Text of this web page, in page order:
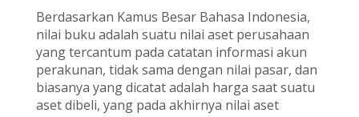
Berdasarkan Kamus Besar Bahasa Indonesia,
nilai buku adalah suatu nilai aset perusahaan
yang tercantum pada catatan informasi akun
perakunan, tidak sama dengan nilai pasar, dan
biasanya yang dicatat adalah harga saat suatu
aset dibeli, yang pada akhirnya nilai aset